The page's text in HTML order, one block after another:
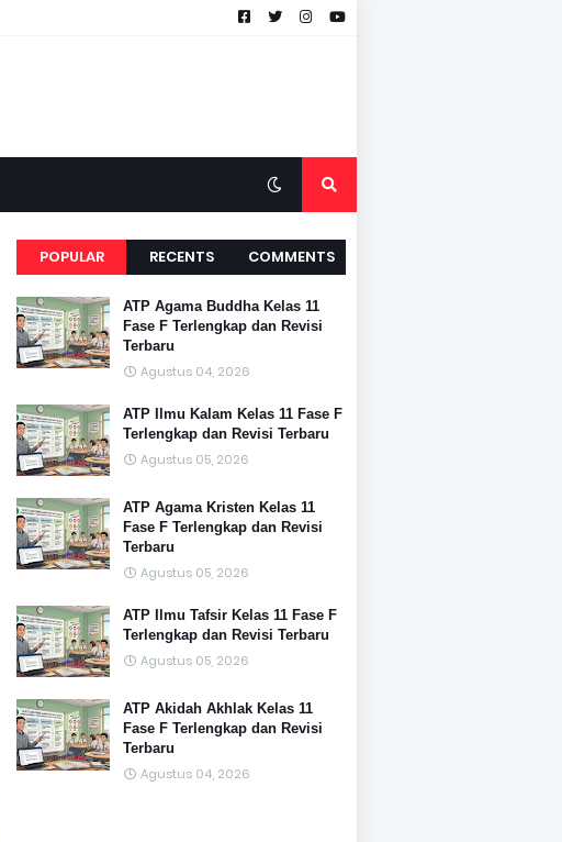
POPULAR RECENTS COMMENTS
ATP Agama Buddha Kelas 11
Fase F Terlengkap dan Revisi
Terbaru
Agustus 04, 2026
ATP Ilmu Kalam Kelas 11 Fase F
Terlengkap dan Revisi Terbaru
Agustus 05, 2026
ATP Agama Kristen Kelas 11
Fase F Terlengkap dan Revisi
Terbaru
Agustus 05, 2026
ATP Ilmu Tafsir Kelas 11 Fase F
Terlengkap dan Revisi Terbaru
Agustus 05, 2026
ATP Akidah Akhlak Kelas 11
Fase F Terlengkap dan Revisi
Terbaru
Agustus 04, 2026